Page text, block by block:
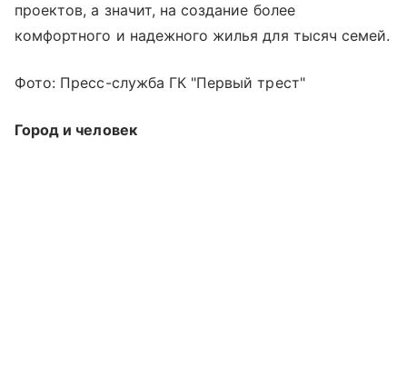
проектов, а значит, на создание более
комфортного и надежного жилья для тысяч семей.
Фото: Пресс-служба ГК "Первый трест"
Город и человек